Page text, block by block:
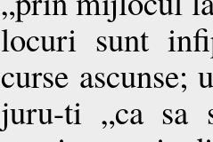
locuri sunt
curse ascunse;
juru-ti „ca sa